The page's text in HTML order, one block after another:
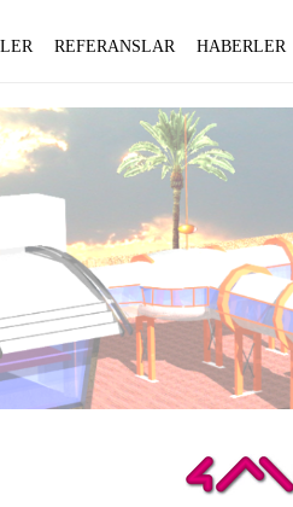
REFERANSLAR HABERLER